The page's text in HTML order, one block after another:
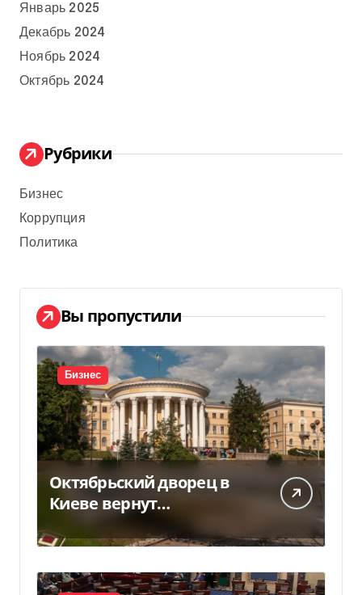
Январь 2025
Декабрь 2024
Ноябрь 2024
Октябрь 2024
Рубрики
Бизнес
Коррупция
Политика
Вы пропустили
Бизнес
Октябрьский дворец в
Киеве вернут
государству — решение
суда — Delo.ua